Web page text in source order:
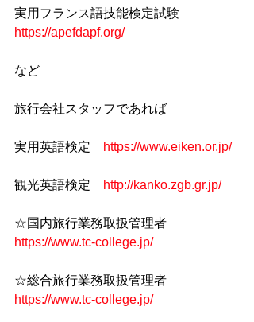
実用フランス語技能検定試験
https://apefdapf.org/
など
旅行会社スタッフであれば
実用英語検定 https://www.eiken.or.jp/
観光英語検定 http://kanko.zgb.gr.jp/
☆国内旅行業務取扱管理者
https://www.tc-college.jp/
☆総合旅行業務取扱管理者
https://www.tc-college.jp/